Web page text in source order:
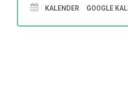
KALENDER GOOGLE